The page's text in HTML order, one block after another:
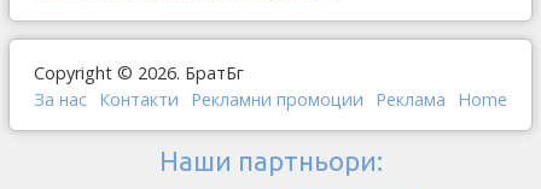
Copyright © 2026. БратБг
За нас Контакти Рекламни промоции Реклама Home
Наши партньори: